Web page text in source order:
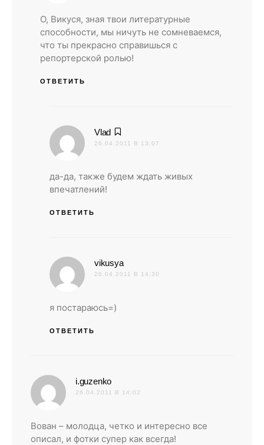
О, Викуся, зная твои литературные
способности, мы ничуть не сомневаемся,
что ты прекрасно справишься с
репортерской ролью!
ОТВЕТИТЬ
Vlad
26.04.2011 В 13:07
да-да, также будем ждать живых
впечатлений!
ОТВЕТИТЬ
vikusya:
26.04.2011 В 14:30
я постараюсь=)
ОТВЕТИТЬ
i.guzenko
26.04.2011 В 14:02
Вован – молодца, четко и интересно все
описал, и фотки супер как всегда!